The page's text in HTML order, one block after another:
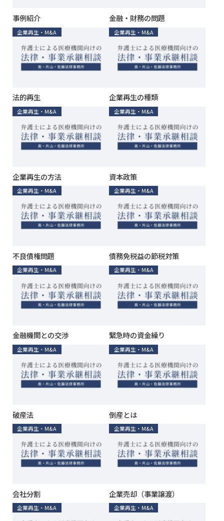
事例紹介 金融・財務の問題
企業再生・M&A
法的再生
企業再生・M&A
企業再生の種類
企業再生・M&A
企業再生の方法
企業再生・M&A
資本政策
企業再生・M&A
不良債権問題
企業再生・M&A
債務免税益の節税対策
企業再生・M&A
金融機関との交渉
企業再生・M&A
緊急時の資金繰り
企業再生・M&A
破産法
企業再生・M&A
倒産とは
企業再生・M&A
会社分割
企業再生・M&A
企業売却（事業譲渡）
企業再生・M&A 企業再生・M&A